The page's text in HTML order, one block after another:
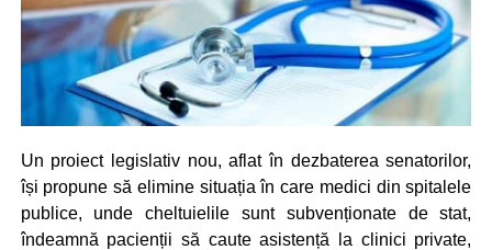
Un proiect legislativ nou, aflat în dezbaterea senatorilor,
își propune să elimine situația în care medici din spitalele
publice, unde cheltuielile sunt subvenționate de stat,
îndeamnă pacienții să caute asistență la clinici private,